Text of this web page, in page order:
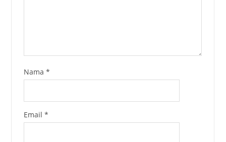
Nama *
Email *